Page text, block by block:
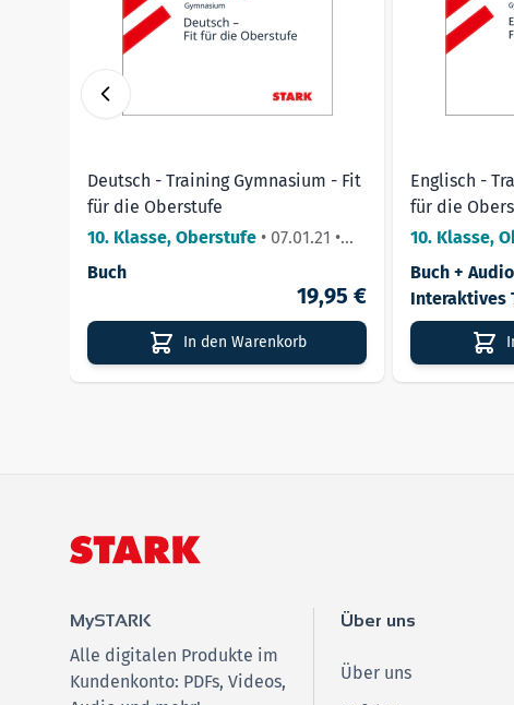
Deutsch - Training Gymnasium - Fit
für die Oberstufe
10. Klasse, Oberstufe • 07.01.21 •
Lieferbar
Buch
19,95 €
In den Warenkorb
Englisch -
für die
10. Klasse,
Lieferbar
Buch +
Interaktives
MySTARK
Alle digitalen Produkte im
Kundenkonto: PDFs, Videos,
Über uns
Über uns